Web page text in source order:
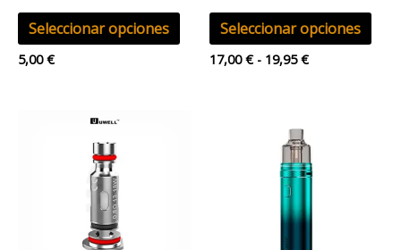
Seleccionar opciones
5,00€
Seleccionar opciones
17,00€ - 19,95€